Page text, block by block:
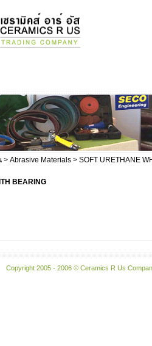
> Abrasive Materials > SOFT URETHANE
BEARING
Copyright 2005 - 2006 © Ceramics R Us